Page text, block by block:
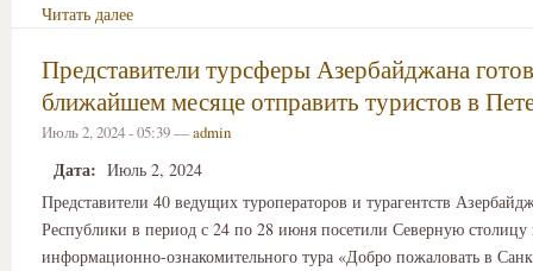
Читать далее
Представители турсферы Азербайджана
ближайшем месяце отправить туристов в
Июль 2, 2024 - 05:39 —admin
Дата: Июль 2, 2024
Представители 40 ведущих туроператоров и турагентств
Республики в период с 24 по 28 июня посетили Северную столицу
информационно-ознакомительного тура «Добро пожаловать в